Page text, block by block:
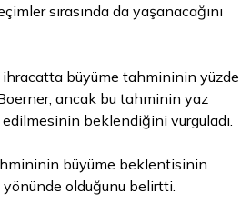
sırasında da yaşanacağını
ihracatta büyüme tahmininin yüzde
ancak bu tahminin yaz
beklendiğini vurguladı.
büyüme beklentisinin
olduğunu belirtti.